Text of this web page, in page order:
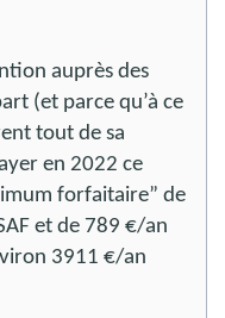
auprès des
(et parce qu’à ce
tout de sa
en 2022 ce
forfaitaire” de
et de 789 €/an
3911 €/an